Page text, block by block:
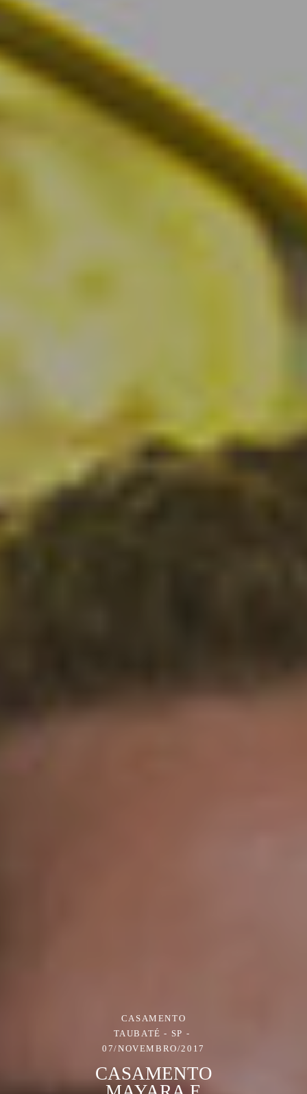
CASAMENTO
TAUBATÉ - SP
07/NOVEMBRO/2017
CASAMENTO